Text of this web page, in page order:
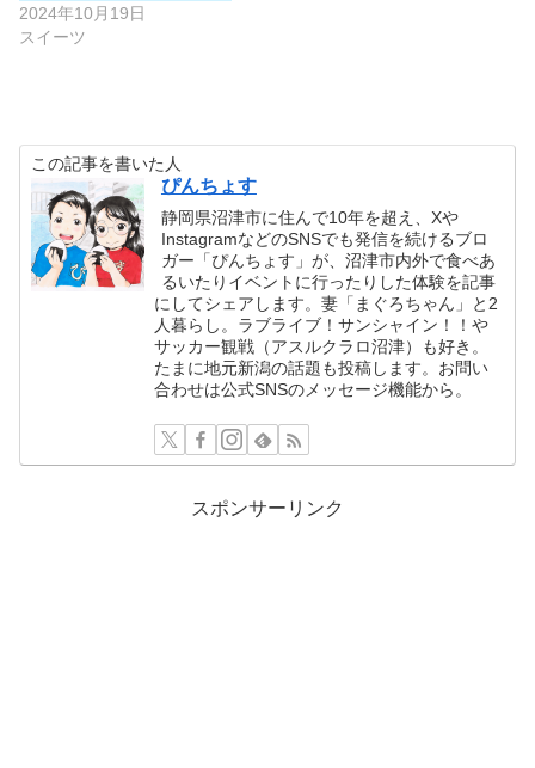
2024年10月19日
スイーツ
この記事を書いた人
ぴんちょす
静岡県沼津市に住んで10年を超え、Xや
InstagramなどのSNSでも発信を続けるブロ
ガー「ぴんちょす」が、沼津市内外で食べあ
るいたりイベントに行ったりした体験を記事
にしてシェアします。妻「まぐろちゃん」と2
人暮らし。ラブライブ！サンシャイン！！や
サッカー観戦（アスルクラロ沼津）も好き。
たまに地元新潟の話題も投稿します。お問い
合わせは公式SNSのメッセージ機能から。
スポンサーリンク